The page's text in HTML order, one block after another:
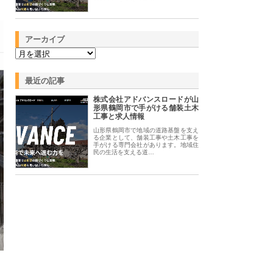
アーカイブ
最近の記事
株式会社アドバンスロードが山
形県鶴岡市で手がける舗装土木
工事と求人情報
山形県鶴岡市で地域の道路基盤を支え
る企業として、舗装工事や土木工事を
手がける専門会社があります。地域住
民の生活を支える道…